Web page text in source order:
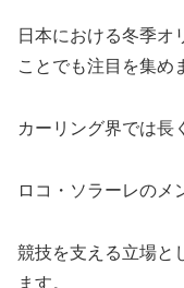
日本における冬季オ
ことでも注目を集め
カーリング界では長
ロコ・ソラーレのメ
競技を支える立場と
ます。